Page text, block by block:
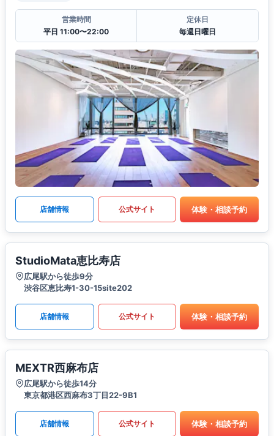
営業時間
平日 11:00〜22:00
定休日
毎週日曜日
店舗情報 公式サイト 体験・相談予約
StudioMata恵比寿店
広尾駅から徒歩9分
渋谷区恵比寿1-30-15site202
店舗情報 公式サイト 体験・相談予約
MEXTR西麻布店
広尾駅から徒歩14分
東京都港区西麻布3丁目22-9B1
店舗情報 公式サイト 体験・相談予約